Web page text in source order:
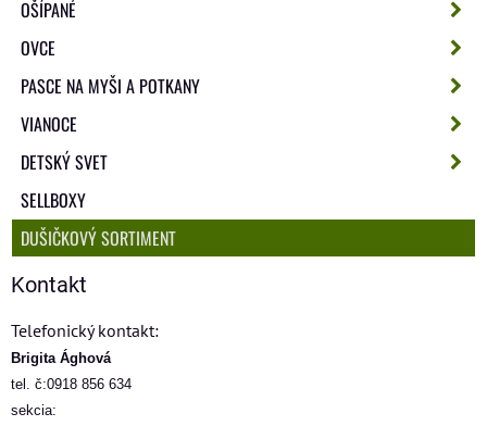
OŠÍPANÉ
OVCE
PASCE NA MYŠI A POTKANY
VIANOCE
DETSKÝ SVET
SELLBOXY
DUŠIČKOVÝ SORTIMENT
Kontakt
Telefonický kontakt:
Brigita Ághová
tel. č:0918 856 634
sekcia: